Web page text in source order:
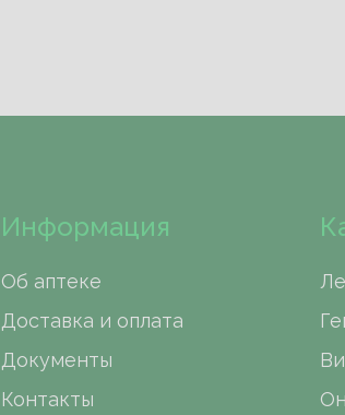
Информация
Об аптеке
Доставка и оплата
Документы
Контакты